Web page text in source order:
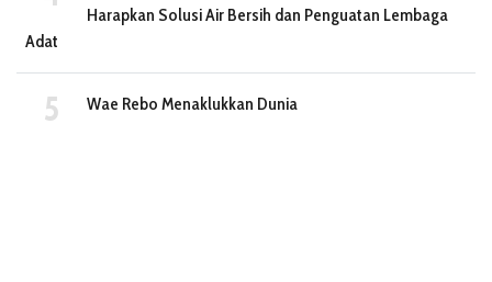
Harapkan Solusi Air Bersih dan Penguatan Lembaga
Adat
Wae Rebo Menaklukkan Dunia